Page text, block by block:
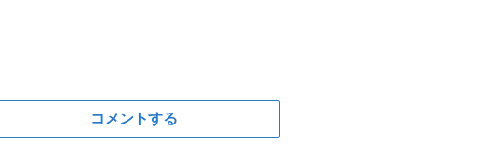
コメントする